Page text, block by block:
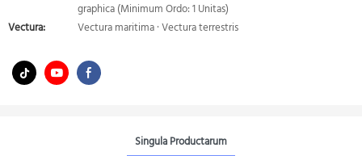
graphica (Minimum Ordo: 1 Unitas)
Vectura:
Vectura maritima · Vectura terrestris
Singula Productarum